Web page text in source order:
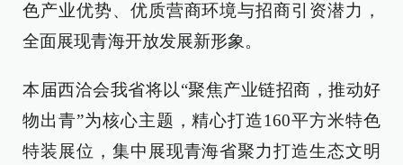
色产业优势、优质营商环境与招商引资潜力，
全面展现青海开放发展新形象。
本届西洽会我省将以“聚焦产业链招商，推动好
物出青”为核心主题，精心打造160平方米特色
特装展位，集中展现青海省聚力打造生态文明